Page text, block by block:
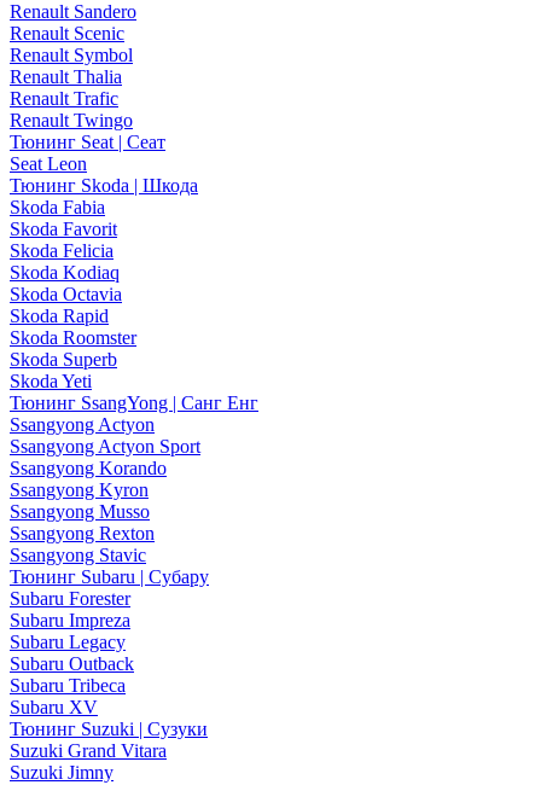
Renault Sandero
Renault Scenic
Renault Symbol
Renault Thalia
Renault Trafic
Renault Twingo
Тюнинг Seat | Сеат
Seat Leon
Тюнинг Skoda | Шкода
Skoda Fabia
Skoda Favorit
Skoda Felicia
Skoda Kodiaq
Skoda Octavia
Skoda Rapid
Skoda Roomster
Skoda Superb
Skoda Yeti
Тюнинг SsangYong | Санг Енг
Ssangyong Actyon
Ssangyong Actyon Sport
Ssangyong Korando
Ssangyong Kyron
Ssangyong Musso
Ssangyong Rexton
Ssangyong Stavic
Тюнинг Subaru | Субару
Subaru Forester
Subaru Impreza
Subaru Legacy
Subaru Outback
Subaru Tribeca
Subaru XV
Тюнинг Suzuki | Сузуки
Suzuki Grand Vitara
Suzuki Jimny